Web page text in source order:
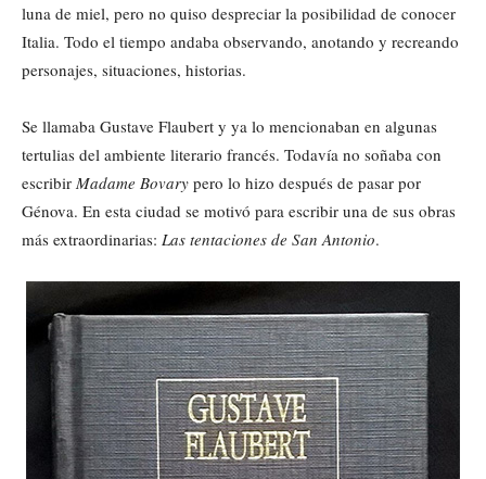
luna de miel, pero no quiso despreciar la posibilidad de conocer
Italia. Todo el tiempo andaba observando, anotando y recreando
personajes, situaciones, historias.
Se llamaba Gustave Flaubert y ya lo mencionaban en algunas
tertulias del ambiente literario francés. Todavía no soñaba con
escribir Madame Bovary pero lo hizo después de pasar por
Génova. En esta ciudad se motivó para escribir una de sus obras
más extraordinarias: Las tentaciones de San Antonio.